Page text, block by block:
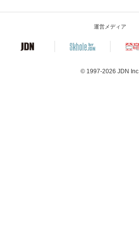
運営メディア
© 1997-2026 JDN Inc.